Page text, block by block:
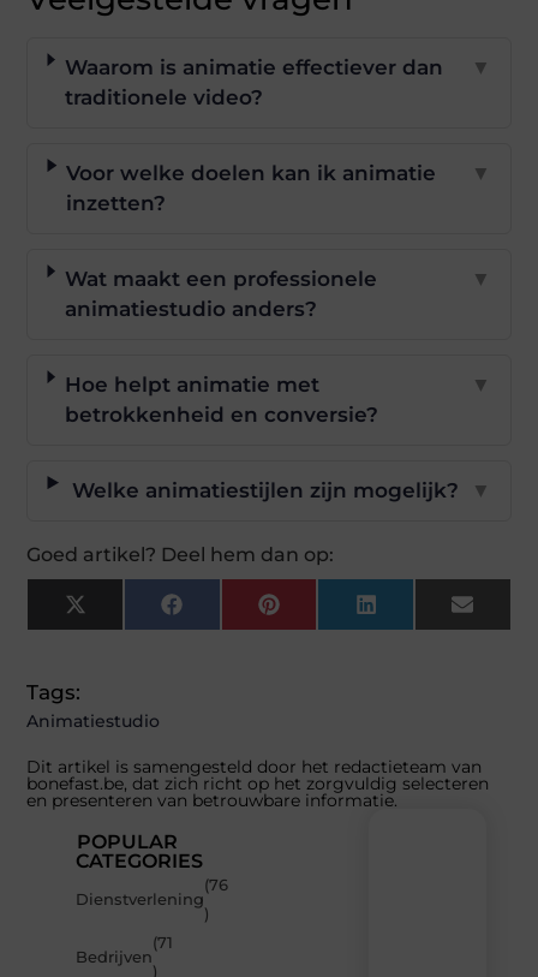
Waarom is animatie effectiever dan
traditionele video?
▼
Voor welke doelen kan ik animatie
inzetten?
▼
Wat maakt een professionele
animatiestudio anders?
▼
Hoe helpt animatie met
betrokkenheid en conversie?
▼
Welke animatiestijlen zijn mogelijk? ▼
Goed artikel? Deel hem dan op:
X
(Twitter)
FacebookPinterestLinkedInEmail
Tags:
Animatiestudio
Dit artikel is samengesteld door het redactieteam van
bonefast.be, dat zich richt op het zorgvuldig selecteren
en presenteren van betrouwbare informatie.
POPULAR
CATEGORIES
Dienstverlening
(76
)
Bedrijven
(71
)